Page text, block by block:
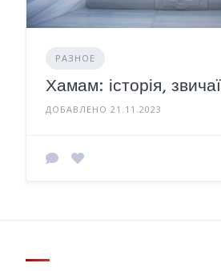
РАЗНОЕ
Хамам: історія,
ДОБАВЛЕНО 21.11.2023